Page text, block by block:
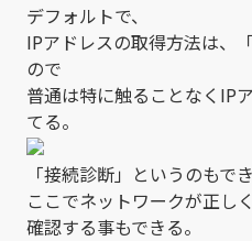
デフォルトで、
IPアドレスの取得方法は、
ので
普通は特に触ることなくIP
てる。
「接続診断」というのもで
ここでネットワークが正し
確認する事もできる。